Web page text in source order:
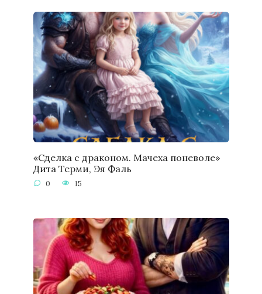
«Сделка с драконом. Мачеха поневоле»
Дита Терми, Эя Фаль
0 15